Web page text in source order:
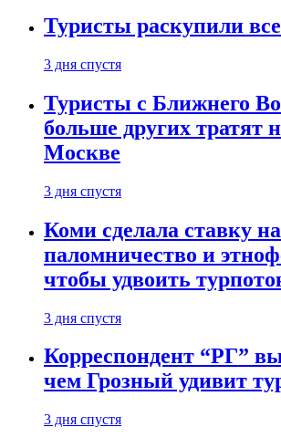
Туристы раскупили
3 дня спустя
Туристы с Ближнего
больше других тратят
Москве
3 дня спустя
Коми сделала ставку на
паломничество и
чтобы удвоить
3 дня спустя
Корреспондент “РГ”
чем Грозный удивит
3 дня спустя